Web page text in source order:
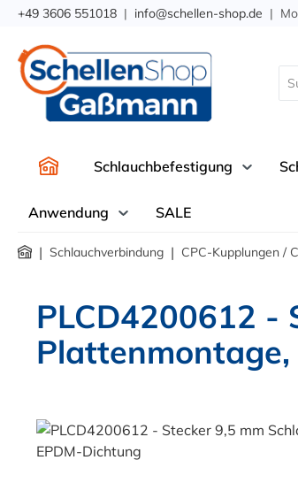
Zur Hauptnavigation springen
+49 3606 551018 | info@schellen-shop.de |
Schlauchbefestigung
Anwendung SALE
| Schlauchverbindung | CPC-Kupplungen /
PLCD4200612 -
Bildergalerie überspringen